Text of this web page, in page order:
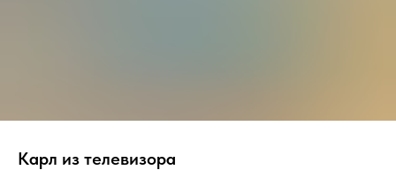
Карл из телевизора